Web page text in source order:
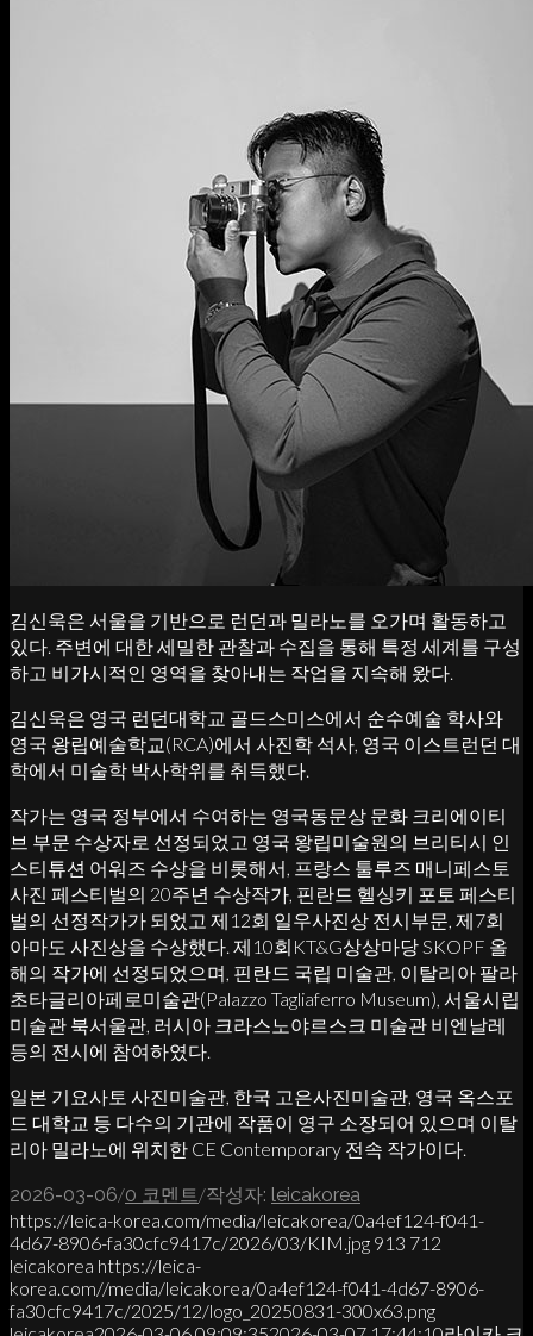
김신욱은 서울을 기반으로 런던과 밀라노를 오가며 활동하고
있다. 주변에 대한 세밀한 관찰과 수집을 통해 특정 세계를 구성
하고 비가시적인 영역을 찾아내는 작업을 지속해 왔다.
김신욱은 영국 런던대학교 골드스미스에서 순수예술 학사와
영국 왕립예술학교(RCA)에서 사진학 석사, 영국 이스트런던 대
학에서 미술학 박사학위를 취득했다.
작가는 영국 정부에서 수여하는 영국동문상 문화 크리에이티
브 부문 수상자로 선정되었고 영국 왕립미술원의 브리티시 인
스티튜션 어워즈 수상을 비롯해서, 프랑스 툴루즈 매니페스토
사진 페스티벌의 20주년 수상작가, 핀란드 헬싱키 포토 페스티
벌의 선정작가가 되었고 제12회 일우사진상 전시부문, 제7회
아마도 사진상을 수상했다. 제10회KT&G상상마당 SKOPF 올
해의 작가에 선정되었으며, 핀란드 국립 미술관, 이탈리아 팔라
초타글리아페로미술관(Palazzo Tagliaferro Museum), 서울시립
미술관 북서울관, 러시아 크라스노야르스크 미술관 비엔날레
등의 전시에 참여하였다.
일본 기요사토 사진미술관, 한국 고은사진미술관, 영국 옥스포
드 대학교 등 다수의 기관에 작품이 영구 소장되어 있으며 이탈
리아 밀라노에 위치한 CE Contemporary 전속 작가이다.
2026-03-06/0 코멘트/작성자: leicakorea
https://leica-korea.com/media/leicakorea/0a4ef124-f041-
4d67-8906-fa30cfc9417c/2026/03/KIM.jpg 913 712
leicakorea https://leica-
korea.com//media/leicakorea/0a4ef124-f041-4d67-8906-
fa30cfc9417c/2025/12/logo_20250831-300x63.png